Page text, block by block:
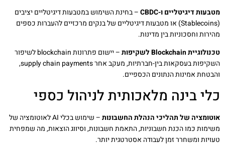
מטבעות דיגיטליים ו-CBDC
– בחינת השימוש במטבעות דיגיטליים יציבים
(Stablecoins) או מטבעות דיגיטליים של בנקים מרכזיים להעברות כספים
מהירות וחסכוניות בין מדינות.
טכנולוגיית Blockchain לשקיפות
– יישום פתרונות blockchain לשיפור
השקיפות בעסקאות בין-חברתיות, מעקב אחר supply chain payments,
והבטחת אמינות הנתונים הכספיים.
כלי בינה מלאכותית לניהול כספי
אוטומציה של תהליכי הנהלת החשבונות
– שימוש בכלי AI לאוטומציה של
משימות כמו הכנת חשבוניות, התאמת חשבונות, וסיווג הוצאות, מה שמפחית
טעויות ומשחרר זמן לעבודה אסטרטגית יותר.